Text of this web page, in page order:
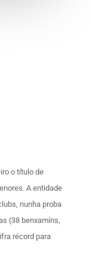
o título de
A entidade
nunha proba
(38 benxamíns,
récord para